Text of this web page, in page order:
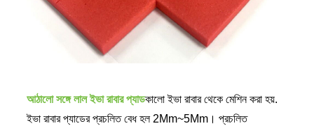
আঠালো সঙ্গে লাল ইভা রাবার প্যাডকালো ইভা রাবার থেকে মেশিন করা হয়.
ইভা রাবার প্যাডের প্রচলিত বেধ হল 2Mm~5Mm। প্রচলিত